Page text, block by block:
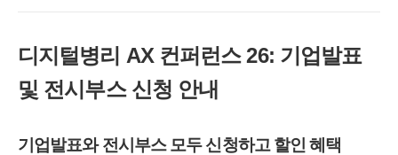
디지털병리 AX 컨퍼런스 26: 기업발표
및 전시부스 신청 안내
기업발표와 전시부스 모두 신청하고 할인 혜택